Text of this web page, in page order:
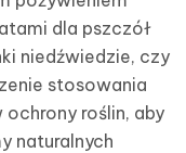
dla pszczół
niedźwiedzie, czy
stosowania
roślin, aby
naturalnych